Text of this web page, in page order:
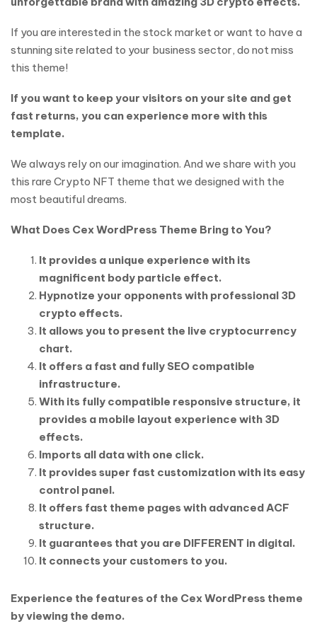
If you are interested in the stock market or want to have a
stunning site related to your business sector, do not miss
this theme!
If you want to keep your visitors on your site and get
fast returns, you can experience more with this
template.
We always rely on our imagination. And we share with you
this rare Crypto NFT theme that we designed with the
most beautiful dreams.
What Does Cex WordPress Theme Bring to You?
It provides a unique experience with its
magnificent body particle effect.
Hypnotize your opponents with professional 3D
crypto effects.
It allows you to present the live cryptocurrency
chart.
It offers a fast and fully SEO compatible
infrastructure.
With its fully compatible responsive structure, it
provides a mobile layout experience with 3D
effects.
Imports all data with one click.
It provides super fast customization with its easy
control panel.
It offers fast theme pages with advanced ACF
structure.
It guarantees that you are DIFFERENT in digital.
It connects your customers to you.
Experience the features of the Cex WordPress theme
by viewing the demo.